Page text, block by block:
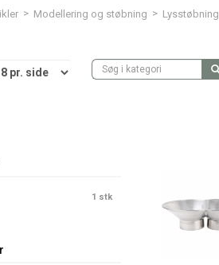
> Modellering og støbning > Lysstøbning
1 stk